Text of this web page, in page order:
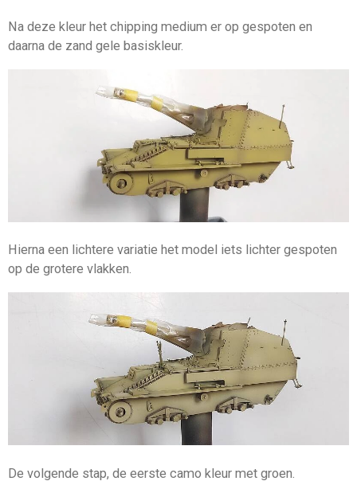
Na deze kleur het chipping medium er op gespoten en
daarna de zand gele basiskleur.
Hierna een lichtere variatie het model iets lichter gespoten
op de grotere vlakken.
De volgende stap, de eerste camo kleur met groen.